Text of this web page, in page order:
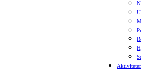
Aktiviteter